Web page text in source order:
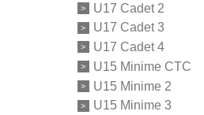
U17 Cadet 2
U17 Cadet 3
U17 Cadet 4
U15 Minime CTC
U15 Minime 2
U15 Minime 3